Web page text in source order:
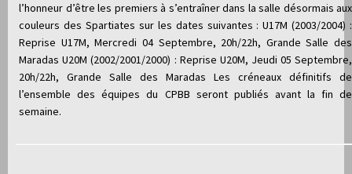
l’honneur d’être les premiers à s’entraîner dans la salle désormais aux
couleurs des Spartiates sur les dates suivantes : U17M (2003/2004) :
Reprise U17M, Mercredi 04 Septembre, 20h/22h, Grande Salle des
Maradas U20M (2002/2001/2000) : Reprise U20M, Jeudi 05 Septembre,
20h/22h, Grande Salle des Maradas Les créneaux définitifs de
l’ensemble des équipes du CPBB seront publiés avant la fin de
semaine.